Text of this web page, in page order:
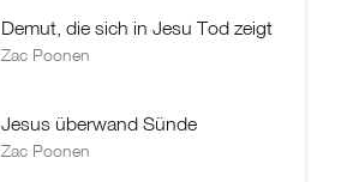
Demut, die sich in Jesu Tod zeigt
Zac Poonen
Jesus überwand Sünde
Zac Poonen